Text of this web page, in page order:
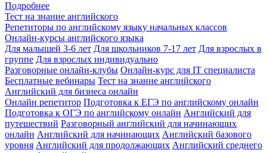
Подробнее
Тест на знание английского
Репетиторы по английскому языку начальных классов
Онлайн-курсы английского языка
Для малышей 3-6 лет Для школьников 7-17 лет Для взрослых в
группе Для взрослых индивидуально
Разговорные онлайн-клубы Онлайн-курс для IT специалиста
Бесплатные вебинары Тест на знание английского
Английский для бизнеса онлайн
Онлайн репетитор Подготовка к ЕГЭ по английскому онлайн
Подготовка к ОГЭ по английскому онлайн Английский для
путешествий Разговорный английский для начинающих
онлайн Английский для начинающих Английский базового
уровня Английский для продолжающих Английский среднего